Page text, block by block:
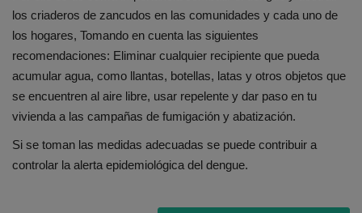
los criaderos de zancudos en las comunidades y cada uno de
los hogares, Tomando en cuenta las siguientes
recomendaciones: Eliminar cualquier recipiente que pueda
acumular agua, como llantas, botellas, latas y otros objetos que
se encuentren al aire libre, usar repelente y dar paso en tu
vivienda a las campañas de fumigación y abatización.
Si se toman las medidas adecuadas se puede contribuir a
controlar la alerta epidemiológica del dengue.